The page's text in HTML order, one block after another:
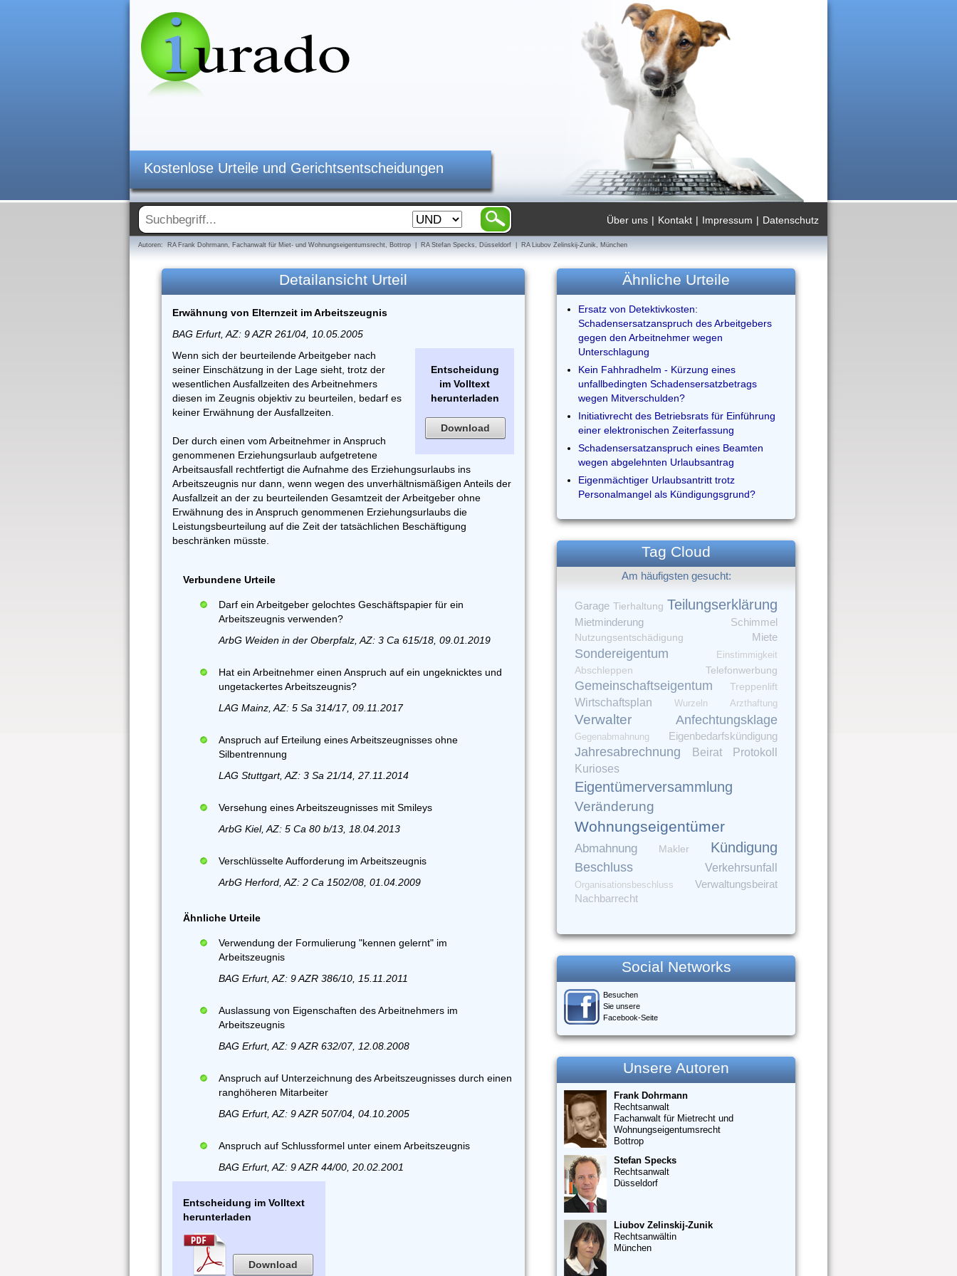
Kostenlose Urteile und Gerichtsentscheidungen
Datenschutz
|
Impressum
|
Kontakt
|
Über uns
Autoren: RA Frank Dohrmann, Fachanwalt für Miet- und Wohnungseigentumsrecht, Bottrop | RA Stefan Specks, Düsseldorf | RA Liubov Zelinskij-Zunik, München
Detailansicht Urteil
Erwähnung von Elternzeit im Arbeitszeugnis
BAG Erfurt, AZ: 9 AZR 261/04, 10.05.2005
Entscheidung
im Volltext
herunterladen
Download
Wenn sich der beurteilende Arbeitgeber nach
seiner Einschätzung in der Lage sieht, trotz der
wesentlichen Ausfallzeiten des Arbeitnehmers
diesen im Zeugnis objektiv zu beurteilen, bedarf es
keiner Erwähnung der Ausfallzeiten.
Der durch einen vom Arbeitnehmer in Anspruch
genommenen Erziehungsurlaub aufgetretene
Arbeitsausfall rechtfertigt die Aufnahme des Erziehungsurlaubs ins
Arbeitszeugnis nur dann, wenn wegen des unverhältnismäßigen Anteils der
Ausfallzeit an der zu beurteilenden Gesamtzeit der Arbeitgeber ohne
Erwähnung des in Anspruch genommenen Erziehungsurlaubs die
Leistungsbeurteilung auf die Zeit der tatsächlichen Beschäftigung
beschränken müsste.
Verbundene Urteile
Darf ein Arbeitgeber gelochtes Geschäftspapier für ein
Arbeitszeugnis verwenden?
ArbG Weiden in der Oberpfalz, AZ: 3 Ca 615/18, 09.01.2019
Hat ein Arbeitnehmer einen Anspruch auf ein ungeknicktes und
ungetackertes Arbeitszeugnis?
LAG Mainz, AZ: 5 Sa 314/17, 09.11.2017
Anspruch auf Erteilung eines Arbeitszeugnisses ohne
Silbentrennung
LAG Stuttgart, AZ: 3 Sa 21/14, 27.11.2014
Versehung eines Arbeitszeugnisses mit Smileys
ArbG Kiel, AZ: 5 Ca 80 b/13, 18.04.2013
Verschlüsselte Aufforderung im Arbeitszeugnis
ArbG Herford, AZ: 2 Ca 1502/08, 01.04.2009
Ähnliche Urteile
Verwendung der Formulierung "kennen gelernt" im
Arbeitszeugnis
BAG Erfurt, AZ: 9 AZR 386/10, 15.11.2011
Auslassung von Eigenschaften des Arbeitnehmers im
Arbeitszeugnis
BAG Erfurt, AZ: 9 AZR 632/07, 12.08.2008
Anspruch auf Unterzeichnung des Arbeitszeugnisses durch einen
ranghöheren Mitarbeiter
BAG Erfurt, AZ: 9 AZR 507/04, 04.10.2005
Anspruch auf Schlussformel unter einem Arbeitszeugnis
BAG Erfurt, AZ: 9 AZR 44/00, 20.02.2001
Entscheidung im Volltext
herunterladen
Download
Ähnliche Urteile
Ersatz von Detektivkosten:
Schadensersatzanspruch des Arbeitgebers
gegen den Arbeitnehmer wegen
Unterschlagung
Kein Fahhradhelm - Kürzung eines
unfallbedingten Schadensersatzbetrags
wegen Mitverschulden?
Initiativrecht des Betriebsrats für Einführung
einer elektronischen Zeiterfassung
Schadensersatzanspruch eines Beamten
wegen abgelehnten Urlaubsantrag
Eigenmächtiger Urlaubsantritt trotz
Personalmangel als Kündigungsgrund?
Tag Cloud
Am häufigsten gesucht:
Garage Tierhaltung Teilungserklärung
Mietminderung
Schimmel
Nutzungsentschädigung
Miete
Sondereigentum
Einstimmigkeit
Abschleppen
Telefonwerbung
Gemeinschaftseigentum Treppenlift
Wirtschaftsplan Wurzeln Arzthaftung
Verwalter Anfechtungsklage
Gegenabmahnung Eigenbedarfskündigung
Jahresabrechnung Beirat
Protokoll
Kurioses
Eigentümerversammlung
Veränderung
Wohnungseigentümer
Abmahnung Makler Kündigung
Beschluss Verkehrsunfall
Organisationsbeschluss Verwaltungsbeirat
Nachbarrecht
Social Networks
Besuchen
Sie unsere
Facebook-Seite
Unsere Autoren
Frank Dohrmann
Rechtsanwalt
Fachanwalt für Mietrecht und
Wohnungseigentumsrecht
Bottrop
Stefan Specks
Rechtsanwalt
Düsseldorf
Liubov Zelinskij-Zunik
Rechtsanwältin
München